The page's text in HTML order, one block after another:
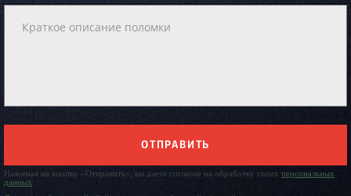
ОТПРАВИТЬ
Нажимая на кнопку «Отправить», вы даете согласие на обработку своих персональных
данных